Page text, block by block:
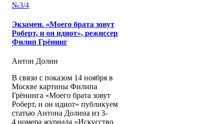
№3/4
Экзамен. «Моего брата зовут
Роберт, и он идиот», режиссер
Филип Грёнинг
Антон Долин
В связи с показом 14 ноября в
Москве картины Филипа
Грёнинга «Моего брата зовут
Роберт, и он идиот» публикуем
статью Антона Долина из 3-
4 номера журнала «Искусство